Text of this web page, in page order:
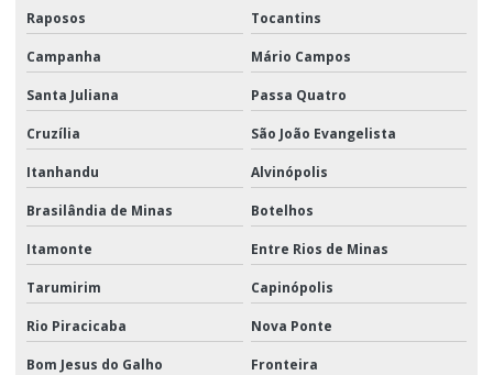
Raposos Tocantins
Campanha Mário Campos
Santa Juliana Passa Quatro
Cruzília São João Evangelista
Itanhandu Alvinópolis
Brasilândia de Minas Botelhos
Itamonte Entre Rios de Minas
Tarumirim Capinópolis
Rio Piracicaba Nova Ponte
Bom Jesus do Galho Fronteira